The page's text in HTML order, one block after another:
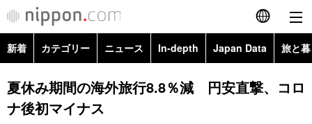
English
简体字
新着 カテゴリー ニュース In-depth Japan Data 旅と
政治・外交
経済・ビジネス
Topics
夏休み期間の海外旅行8.8％減 円安直撃、コロ
ナ後初マイナス